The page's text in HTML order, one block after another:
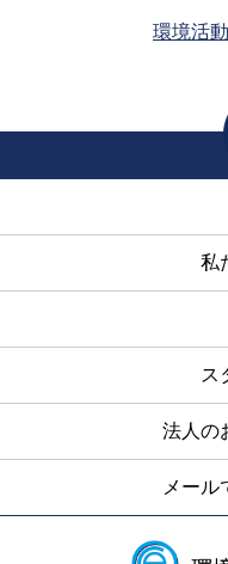
環境活
私
ス
法人の
メール